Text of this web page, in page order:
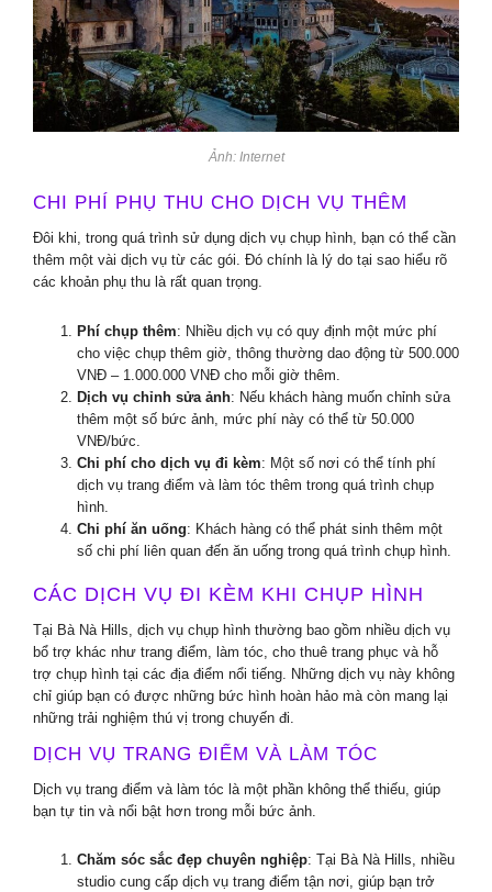
Ảnh: Internet
CHI PHÍ PHỤ THU CHO DỊCH VỤ THÊM
Đôi khi, trong quá trình sử dụng dịch vụ chụp hình, bạn có thể cần
thêm một vài dịch vụ từ các gói. Đó chính là lý do tại sao hiểu rõ
các khoản phụ thu là rất quan trọng.
Phí chụp thêm: Nhiều dịch vụ có quy định một mức phí
cho việc chụp thêm giờ, thông thường dao động từ 500.000
VNĐ – 1.000.000 VNĐ cho mỗi giờ thêm.
Dịch vụ chỉnh sửa ảnh: Nếu khách hàng muốn chỉnh sửa
thêm một số bức ảnh, mức phí này có thể từ 50.000
VNĐ/bức.
Chi phí cho dịch vụ đi kèm: Một số nơi có thể tính phí
dịch vụ trang điểm và làm tóc thêm trong quá trình chụp
hình.
Chi phí ăn uống: Khách hàng có thể phát sinh thêm một
số chi phí liên quan đến ăn uống trong quá trình chụp hình.
CÁC DỊCH VỤ ĐI KÈM KHI CHỤP HÌNH
Tại Bà Nà Hills, dịch vụ chụp hình thường bao gồm nhiều dịch vụ
bổ trợ khác như trang điểm, làm tóc, cho thuê trang phục và hỗ
trợ chụp hình tại các địa điểm nổi tiếng. Những dịch vụ này không
chỉ giúp bạn có được những bức hình hoàn hảo mà còn mang lại
những trải nghiệm thú vị trong chuyến đi.
DỊCH VỤ TRANG ĐIỂM VÀ LÀM TÓC
Dịch vụ trang điểm và làm tóc là một phần không thể thiếu, giúp
bạn tự tin và nổi bật hơn trong mỗi bức ảnh.
Chăm sóc sắc đẹp chuyên nghiệp: Tại Bà Nà Hills, nhiều
studio cung cấp dịch vụ trang điểm tận nơi, giúp bạn trở